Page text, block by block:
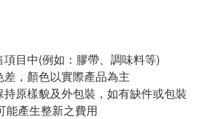
目中(例如：膠帶、調味料等)
，顏色以實際產品為主
原樣貌及外包裝，如有缺件或包裝
能產生整新之費用